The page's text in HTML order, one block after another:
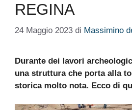
REGINA
24 Maggio 2023 di Massimino
Durante dei lavori
una struttura che porta alla
storica molto nota. Ecco di